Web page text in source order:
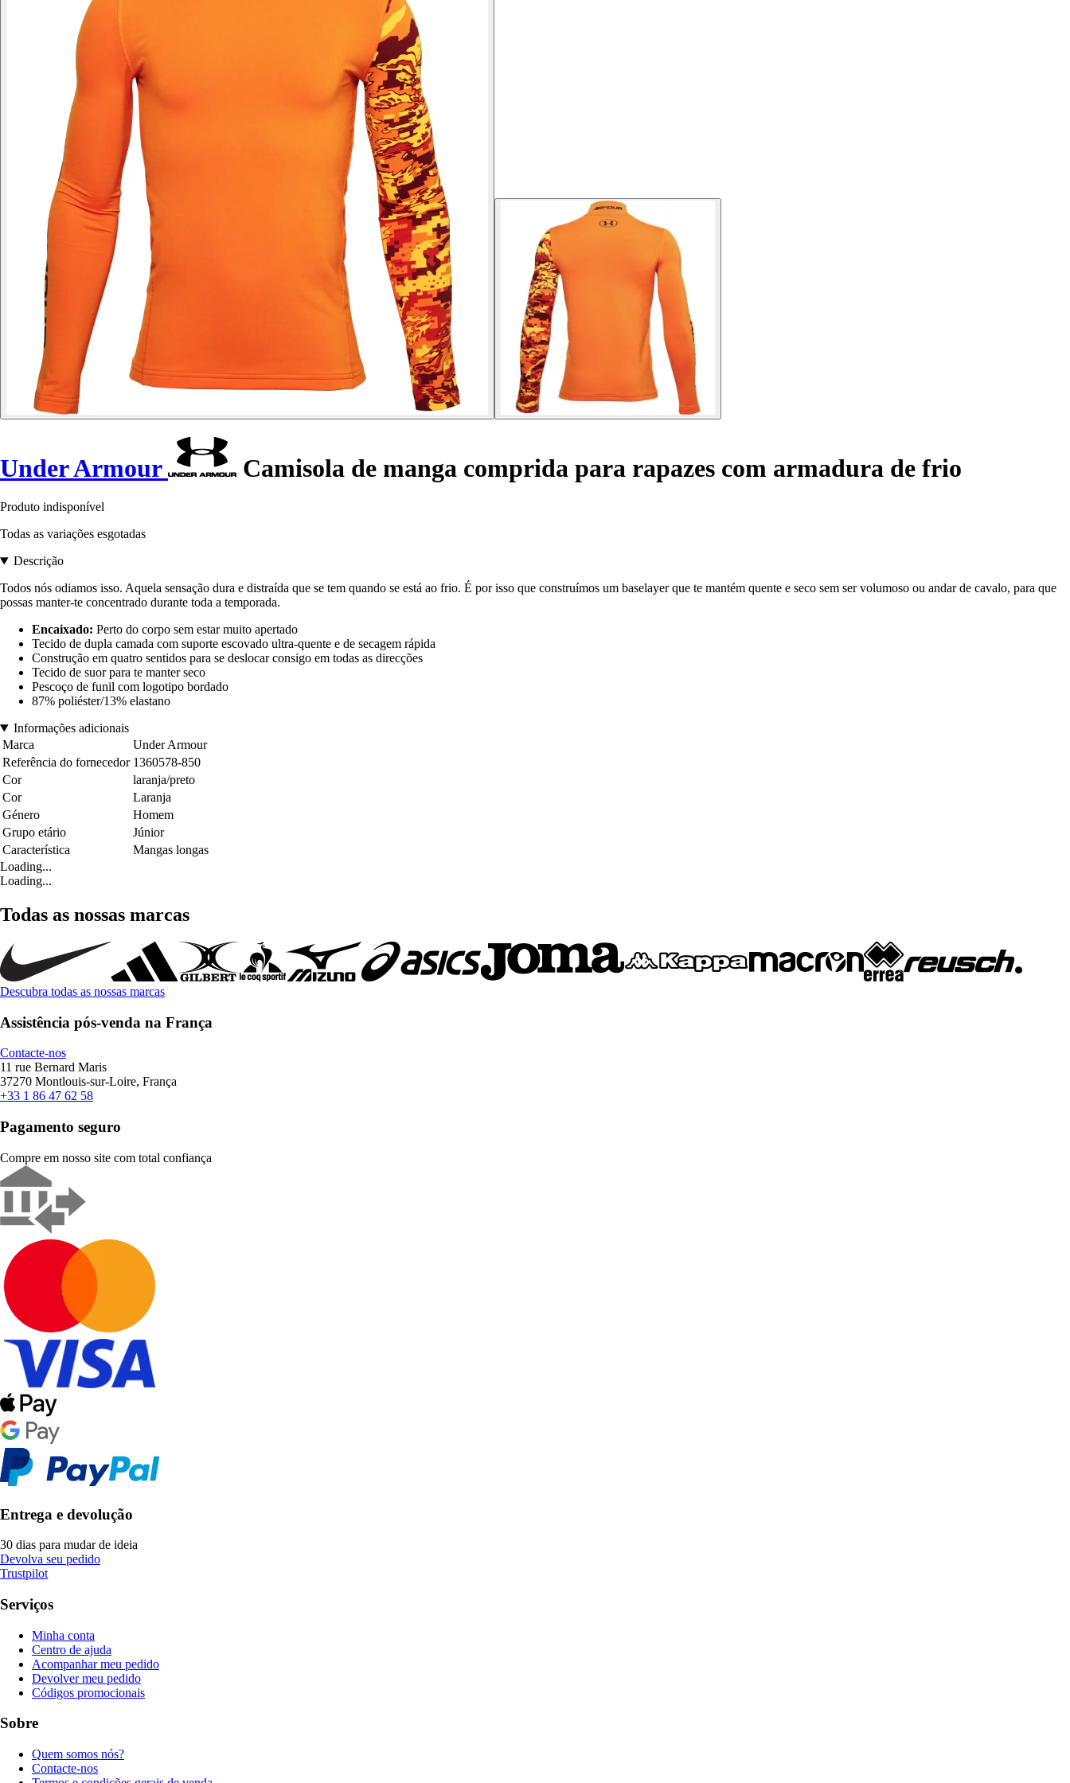
Under Armour Camisola de manga comprida para rapazes com armadura de frio
Produto indisponível
Todas as variações esgotadas
Descrição
Todos nós odiamos isso. Aquela sensação dura e distraída que se tem quando se está ao frio. É por isso que construímos um baselayer que te mantém quente e seco sem ser volumoso ou andar de cavalo, para que
possas manter-te concentrado durante toda a temporada.
Encaixado: Perto do corpo sem estar muito apertado
Tecido de dupla camada com suporte escovado ultra-quente e de secagem rápida
Construção em quatro sentidos para se deslocar consigo em todas as direcções
Tecido de suor para te manter seco
Pescoço de funil com logotipo bordado
87% poliéster/13% elastano
Informações adicionais
Marca
Under Armour
Referência do fornecedor 1360578-850
Cor
laranja/preto
Cor
Laranja
Género
Homem
Grupo etário
Júnior
Característica
Mangas longas
Loading...
Loading...
Todas as nossas marcas
Descubra todas as nossas marcas
Assistência pós-venda na França
Contacte-nos
11 rue Bernard Maris
37270 Montlouis-sur-Loire, França
+33 1 86 47 62 58
Pagamento seguro
Compre em nosso site com total confiança
Entrega e devolução
30 dias para mudar de ideia
Devolva seu pedido
Trustpilot
Serviços
Minha conta
Centro de ajuda
Acompanhar meu pedido
Devolver meu pedido
Códigos promocionais
Sobre
Quem somos nós?
Contacte-nos